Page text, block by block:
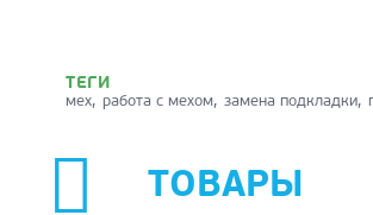
ТЕГИ
мех работа с мехом замена подкладки
ТОВАРЫ